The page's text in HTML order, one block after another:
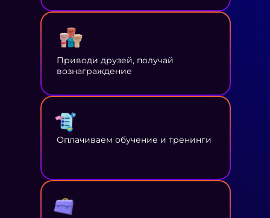
Приводи друзей, получай
вознаграждение
Оплачиваем обучение и тренинги